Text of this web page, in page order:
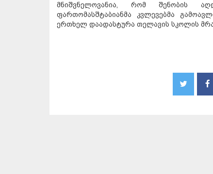
მნიშვნელოვანია, რომ შენობის
ფართომასშტაბიანმა კვლევებმა
ერთხელ დაადასტურა თელავის სკოლის